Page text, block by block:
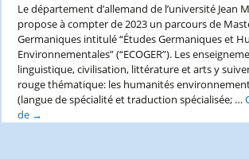
Le département d’allemand de l’université Jean
propose à compter de 2023 un parcours de
Germaniques intitulé “Études Germaniques et
Environnementales” (“ECOGER”). Les
linguistique, civilisation, littérature et arts y
rouge thématique: les humanités
(langue de spécialité et traduction spécialisée; …
de Ouverture
→